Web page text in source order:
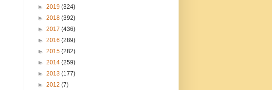
► 2019 (324)
► 2018 (392)
► 2017 (436)
► 2016 (289)
► 2015 (282)
► 2014 (259)
► 2013 (177)
► 2012 (7)